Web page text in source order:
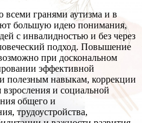
гранями аутизма и в
большую идею понимания,
с инвалидностью и без через
подход. Повышение
при доскональном
эффективной
полезным навыкам, коррекции
и социальной
общего и
трудоустройства,